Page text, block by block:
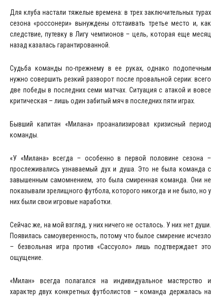
Для клуба настали тяжелые времена: в трех заключительных турах
сезона «россонери» вынуждены отстаивать третье место и, как
следствие, путевку в Лигу чемпионов – цель, которая еще месяц
назад казалась гарантированной.
Судьба команды по-прежнему в ее руках, однако подопечным
нужно совершить резкий разворот после провальной серии: всего
две победы в последних семи матчах. Ситуация с атакой и вовсе
критическая – лишь один забитый мяч в последних пяти играх.
Бывший капитан «Милана» проанализировал кризисный период
команды.
«У «Милана» всегда – особенно в первой половине сезона –
прослеживались узнаваемый дух и душа. Это не была команда с
завышенным самомнением, это была смиренная команда. Они не
показывали зрелищного футбола, которого никогда и не было, но у
них были свои игровые наработки.
Сейчас же, на мой взгляд, у них ничего не осталось. У них нет души.
Появилась самоуверенность, потому что былое смирение исчезло
– безвольная игра против «Сассуоло» лишь подтверждает это
ощущение.
«Милан» всегда полагался на индивидуальное мастерство и
характер двух конкретных футболистов – команда держалась на